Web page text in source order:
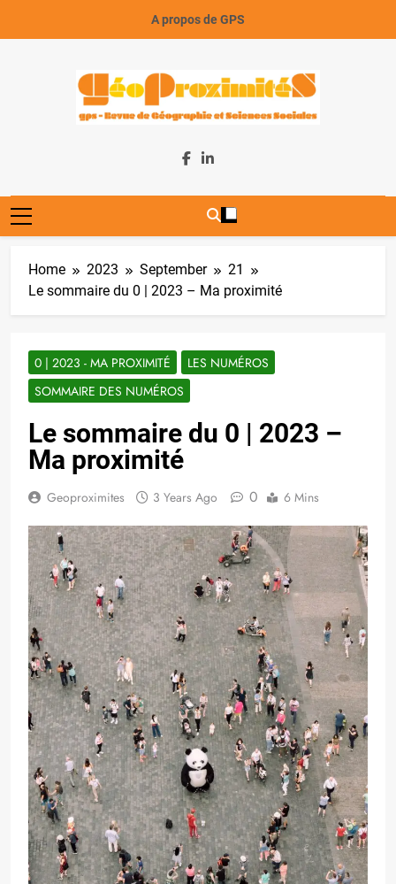
A propos de GPS
GeoProximiteS
Home 2023 September
21
Le sommaire du 0 | 2023 – Ma proximité
0 | 2023 - MA PROXIMITÉ
LES NUMÉROS
SOMMAIRE DES NUMÉROS
Le sommaire du 0 | 2023 –
Ma proximité
Geoproximites 3 Years Ago 0 6 Mins